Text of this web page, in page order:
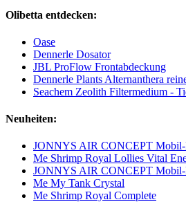
Olibetta entdecken:
Oase
Dennerle Dosator
JBL ProFlow Frontabdeckung
Dennerle Plants Alternanthera
Seachem Zeolith Filtermedium -
Neuheiten:
JONNYS AIR CONCEPT Mobil-
Me Shrimp Royal Lollies Vital
JONNYS AIR CONCEPT Mobil-
Me My Tank Crystal
Me Shrimp Royal Complete